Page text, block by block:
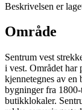
Beskrivelsen er
Område
Sentrum vest
i vest. Området
kjennetegnes av en
bygninger fra
butikklokaler.